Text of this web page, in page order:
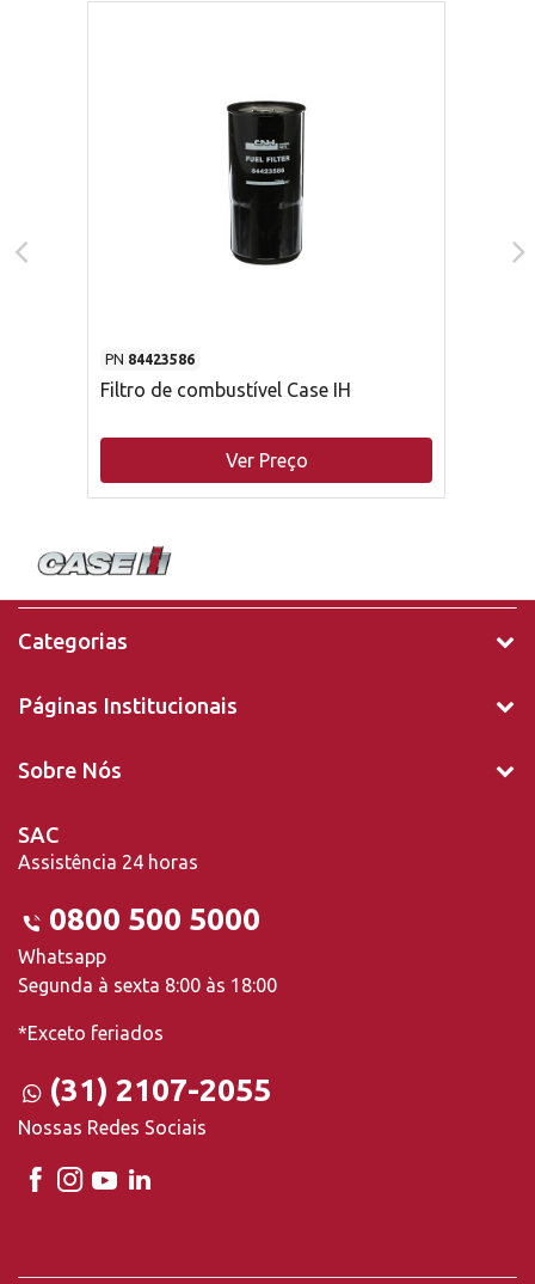
PN 84423586
Filtro de combustível Case IH
Ver Preço
Categorias
Páginas Institucionais
Sobre Nós
SAC
Assistência 24 horas
0800 500 5000
Whatsapp
Segunda à sexta 8:00 às 18:00
*Exceto feriados
(31) 2107-2055
Nossas Redes Sociais